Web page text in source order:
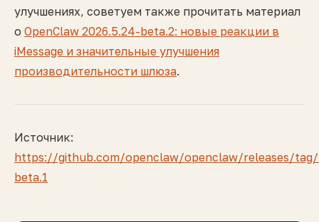
улучшениях, советуем также прочитать материал
о OpenClaw 2026.5.24-beta.2: новые реакции в
iMessage и значительные улучшения
производительности шлюза.
Источник:
https://github.com/openclaw/openclaw/releases/tag/
beta.1